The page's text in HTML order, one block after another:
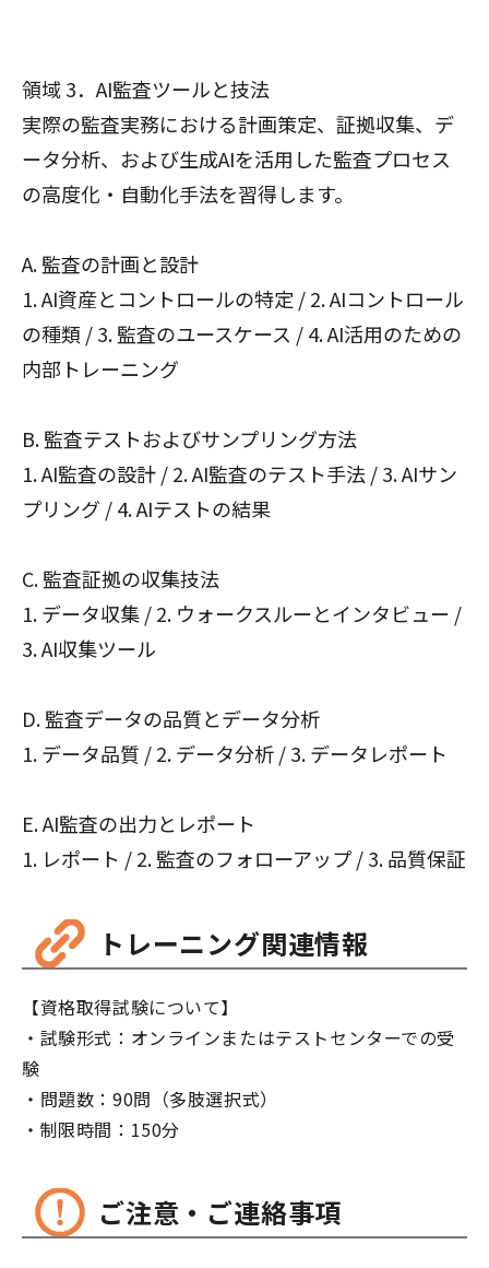
領域 3．AI監査ツールと技法
実際の監査実務における計画策定、証拠収集、デ
ータ分析、および生成AIを活用した監査プロセス
の高度化・自動化手法を習得します。
A. 監査の計画と設計
1. AI資産とコントロールの特定 / 2. AIコントロール
の種類 / 3. 監査のユースケース / 4. AI活用のための
内部トレーニング
B. 監査テストおよびサンプリング方法
1. AI監査の設計 / 2. AI監査のテスト手法 / 3. AIサン
プリング / 4. AIテストの結果
C. 監査証拠の収集技法
1. データ収集 / 2. ウォークスルーとインタビュー /
3. AI収集ツール
D. 監査データの品質とデータ分析
1. データ品質 / 2. データ分析 / 3. データレポート
E. AI監査の出力とレポート
1. レポート / 2. 監査のフォローアップ / 3. 品質保証
トレーニング関連情報
【資格取得試験について】
・試験形式：オンラインまたはテストセンターでの受
験
・問題数：90問（多肢選択式）
・制限時間：150分
ご注意・ご連絡事項